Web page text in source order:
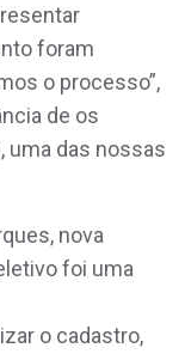
foram
o processo”,
de os
uma das nossas
nova
foi uma
o cadastro,